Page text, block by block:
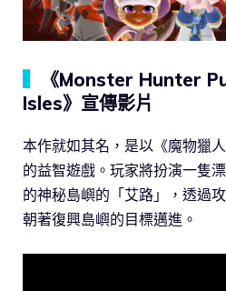
《Monster Hunter
Isles》宣傳影片
本作就如其名，是以《魔物獵
的益智遊戲。玩家將扮演一隻
的神秘島嶼的「艾路」，透過
朝著復興島嶼的目標邁進。